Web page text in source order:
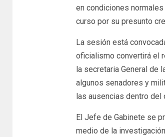
en condiciones
curso por su presunto
La sesión está
oficialismo convertirá el
la secretaria General de
algunos senadores y
las ausencias dentro del
​El Jefe de Gabinete se
medio de la